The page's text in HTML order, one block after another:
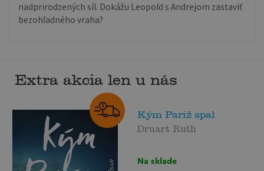
nadprirodzených síl. Dokážu Leopold s Andrejom zastaviť
bezohľadného vraha?
Extra akcia len u nás
Kým Paríž spal
Druart Ruth
Na sklade